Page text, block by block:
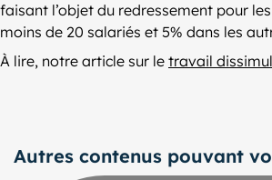
faisant l’objet du redressement pour
moins de 20 salariés et 5% dans les
À lire, notre article sur le travail
Autres contenus pouvant